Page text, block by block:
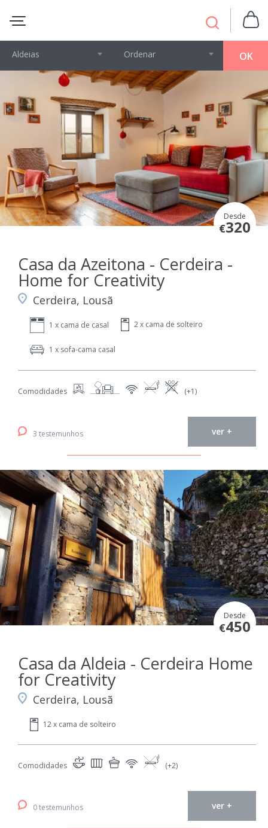
OK
Aldeias Ordenar
Desde
€320
Casa da Azeitona - Cerdeira -
Home for Creativity
Cerdeira, Lousã
1 x cama de casal 2 x cama de solteiro
1 x sofa-cama casal
Comodidades (+1)
3 testemunhos ver +
Desde
€450
Casa da Aldeia - Cerdeira Home
for Creativity
Cerdeira, Lousã
12 x cama de solteiro
Comodidades (+2)
0 testemunhos ver +